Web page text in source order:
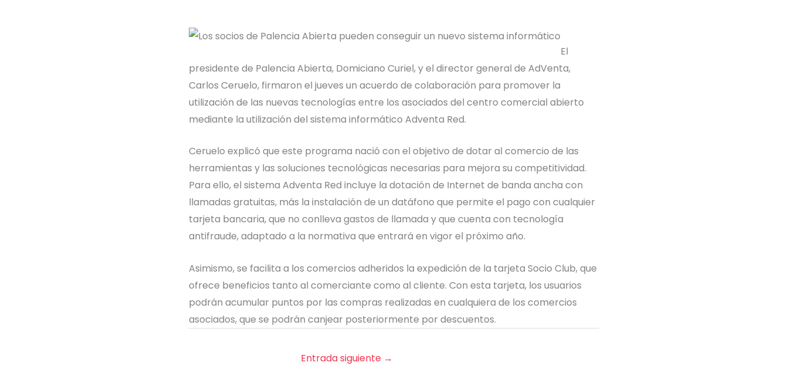
El
presidente de Palencia Abierta, Domiciano Curiel, y el director general de AdVenta,
Carlos Ceruelo, firmaron el jueves un acuerdo de colaboración para promover la
utilización de las nuevas tecnologías entre los asociados del centro comercial abierto
mediante la utilización del sistema informático Adventa Red.
Ceruelo explicó que este programa nació con el objetivo de dotar al comercio de las
herramientas y las soluciones tecnológicas necesarias para mejora su competitividad.
Para ello, el sistema Adventa Red incluye la dotación de Internet de banda ancha con
llamadas gratuitas, más la instalación de un datáfono que permite el pago con cualquier
tarjeta bancaria, que no conlleva gastos de llamada y que cuenta con tecnología
antifraude, adaptado a la normativa que entrará en vigor el próximo año.
Asimismo, se facilita a los comercios adheridos la expedición de la tarjeta Socio Club, que
ofrece beneficios tanto al comerciante como al cliente. Con esta tarjeta, los usuarios
podrán acumular puntos por las compras realizadas en cualquiera de los comercios
asociados, que se podrán canjear posteriormente por descuentos.
Entrada siguiente →